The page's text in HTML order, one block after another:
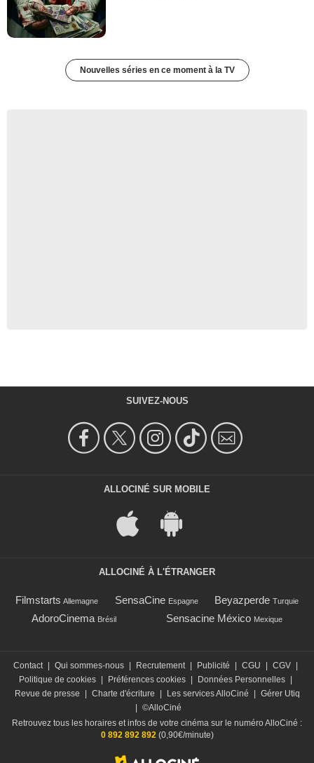
Nouvelles séries en ce moment à la TV
SUIVEZ-NOUS
ALLOCINÉ SUR MOBILE
ALLOCINÉ À L'ÉTRANGER
Filmstarts Allemagne SensaCine Espagne Beyazperde Turquie
AdoroCinema Brésil Sensacine México Mexique
Contact Qui sommes-nous Recrutement Publicité CGU CGV
Politique de cookies
Préférences cookies Données Personnelles
Revue de presse
Charte d'écriture Les services AlloCiné
Gérer Utiq
©AlloCiné
Retrouvez tous les horaires et infos de votre cinéma sur le numéro AlloCiné :
0 892 892 892(0,90€/minute)